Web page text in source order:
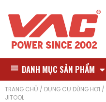
DANH MỤC SẢN PHẨM
TRANG CHỦ / DỤNG CỤ DÙNG HƠI /
JITOOL